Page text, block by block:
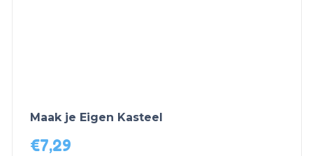
Maak je Eigen Kasteel
€7,29